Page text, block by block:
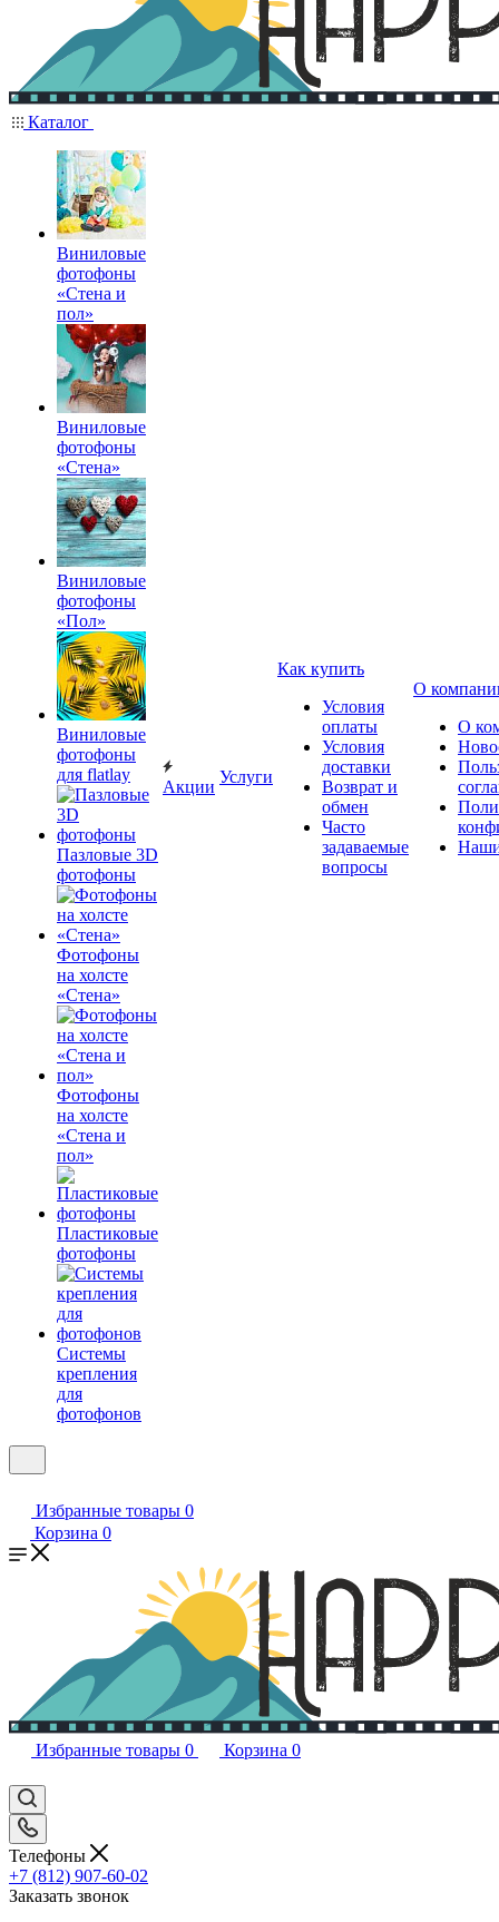
Каталог
Виниловые
фотофоны
«Стена и
пол»
Виниловые
фотофоны
«Стена»
Виниловые
фотофоны
«Пол»
Виниловые
фотофоны
для flatlay
Пазловые 3D
фотофоны
Фотофоны
на холсте
«Стена»
Фотофоны
на холсте
«Стена и
пол»
Пластиковые
фотофоны
Системы
крепления
для
фотофонов
Акции
Услуги
Как купить
Условия
оплаты
Условия
доставки
Возврат и
обмен
Часто
задаваемые
вопросы
О
О
Избранные товары 0
Корзина 0
Избранные товары 0 Корзина 0
Телефоны
+7 (812) 907-60-02
Заказать звонок